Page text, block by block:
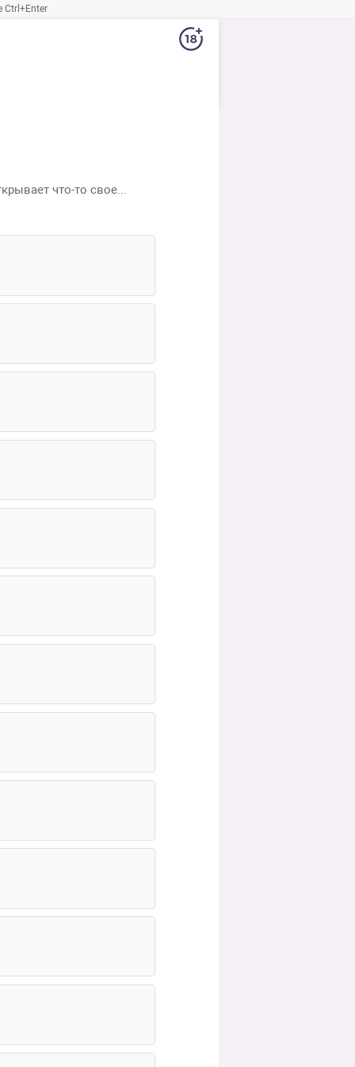
Ctrl+Enter
что-то свое...